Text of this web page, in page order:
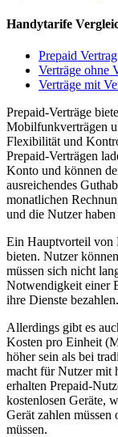
Handytarife
Prepaid Vertrag
Verträge ohne
Verträge mit
Prepaid-Verträge
Mobilfunkverträgen
Flexibilität und
Prepaid-Verträgen
Konto und können
ausreichendes
monatlichen
und die Nutzer
Ein Hauptvorteil von
bieten. Nutzer
müssen sich nicht
Notwendigkeit einer
ihre Dienste bezahlen.
Allerdings gibt es
Kosten pro Einheit
höher sein als bei
macht für Nutzer mit
erhalten Prepaid-
kostenlosen Geräte,
Gerät zahlen müssen
müssen.